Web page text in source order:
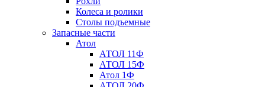
Колеса и ролики
Столы подъемные
Запасные части
Атол
АТОЛ 11Ф
АТОЛ 15Ф
Атол 1Ф